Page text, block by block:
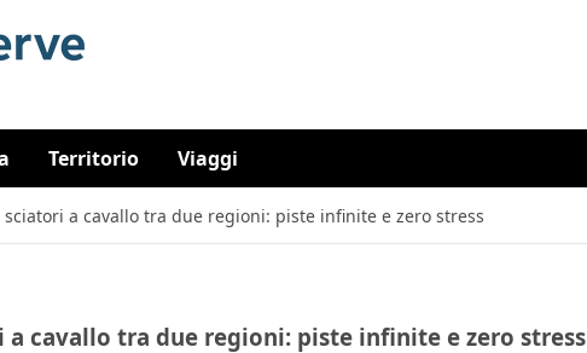
Territorio Viaggi
a cavallo tra due regioni: piste infinite e zero stress
cavallo tra due regioni: piste infinite e zero stress